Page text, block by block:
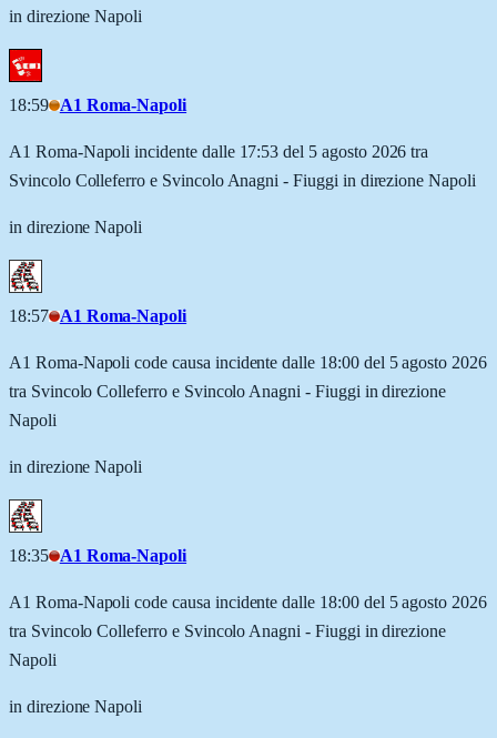
in direzione Napoli
18:59 A1 Roma-Napoli
A1 Roma-Napoli incidente dalle 17:53 del 5 agosto 2026 tra
Svincolo Colleferro e Svincolo Anagni - Fiuggi in direzione Napoli
in direzione Napoli
18:57 A1 Roma-Napoli
A1 Roma-Napoli code causa incidente dalle 18:00 del 5 agosto 2026
tra Svincolo Colleferro e Svincolo Anagni - Fiuggi in direzione
Napoli
in direzione Napoli
18:35 A1 Roma-Napoli
A1 Roma-Napoli code causa incidente dalle 18:00 del 5 agosto 2026
tra Svincolo Colleferro e Svincolo Anagni - Fiuggi in direzione
Napoli
in direzione Napoli